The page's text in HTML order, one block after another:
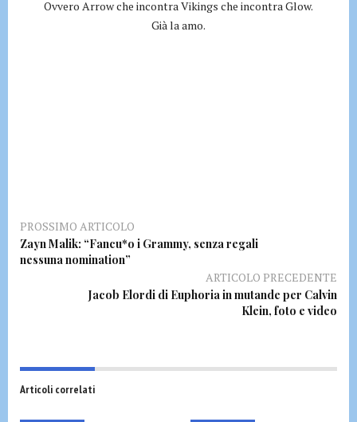
Ovvero Arrow che incontra Vikings che incontra Glow.
Già la amo.
PROSSIMO ARTICOLO
Zayn Malik: “Fancu*o i Grammy, senza regali
nessuna nomination”
ARTICOLO PRECEDENTE
Jacob Elordi di Euphoria in mutande per Calvin
Klein, foto e video
Articoli correlati